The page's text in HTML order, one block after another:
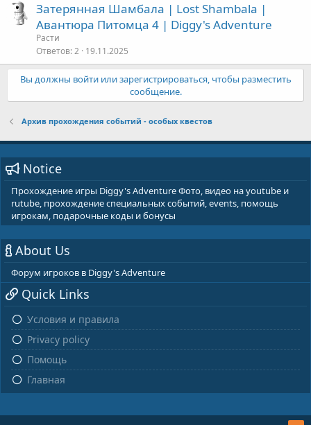
Затерянная Шамбала | Lost Shambala |
Авантюра Питомца 4 | Diggy's Adventure
Расти
Ответов 2 19.11.2025
Вы должны войти или зарегистрироваться, чтобы разместить
сообщение.
Архив прохождения событий - особых квестов
Notice
Прохождение игры Diggy's Adventure Фото, видео на youtube и
rutube, прохождение специальных событий, events, помощь
игрокам, подарочные коды и бонусы
About Us
Форум игроков в Diggy's Adventure
Quick Links
Условия и правила
Privacy policy
Помощь
Главная